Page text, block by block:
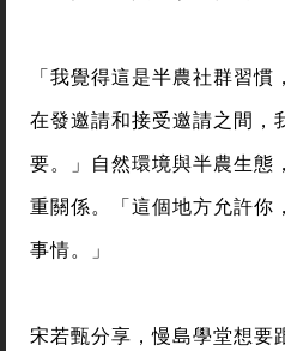
「我覺得這是半農社群習
在發邀請和接受邀請之間，
要。」自然環境與半農生態
重關係。「這個地方允許你
事情。」
宋若甄分享，慢島學堂想要